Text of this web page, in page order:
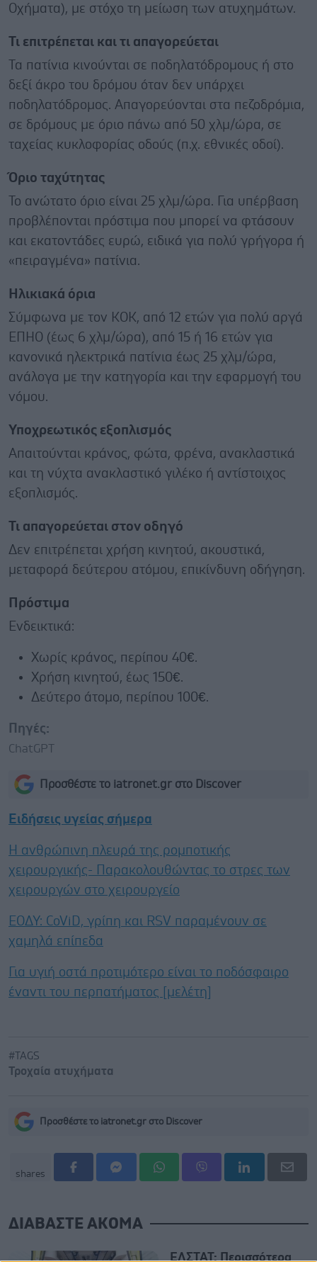
Οχήματα), με στόχο τη μείωση των ατυχημάτων.
Τι επιτρέπεται και τι απαγορεύεται
Τα πατίνια κινούνται σε ποδηλατόδρομους ή στο
δεξί άκρο του δρόμου όταν δεν υπάρχει
ποδηλατόδρομος. Απαγορεύονται στα πεζοδρόμια,
σε δρόμους με όριο πάνω από 50 χλμ/ώρα, σε
ταχείας κυκλοφορίας οδούς (π.χ. εθνικές οδοί).
Όριο ταχύτητας
Το ανώτατο όριο είναι 25 χλμ/ώρα. Για υπέρβαση
προβλέπονται πρόστιμα που μπορεί να φτάσουν
και εκατοντάδες ευρώ, ειδικά για πολύ γρήγορα ή
«πειραγμένα» πατίνια.
Ηλικιακά όρια
Σύμφωνα με τον ΚΟΚ, από 12 ετών για πολύ αργά
ΕΠΗΟ (έως 6 χλμ/ώρα), από 15 ή 16 ετών για
κανονικά ηλεκτρικά πατίνια έως 25 χλμ/ώρα,
ανάλογα με την κατηγορία και την εφαρμογή του
νόμου.
Υποχρεωτικός εξοπλισμός
Απαιτούνται κράνος, φώτα, φρένα, ανακλαστικά
και τη νύχτα ανακλαστικό γιλέκο ή αντίστοιχος
εξοπλισμός.
Τι απαγορεύεται στον οδηγό
Δεν επιτρέπεται χρήση κινητού, ακουστικά,
μεταφορά δεύτερου ατόμου, επικίνδυνη οδήγηση.
Πρόστιμα
Ενδεικτικά:
Χωρίς κράνος, περίπου 40€.
Χρήση κινητού, έως 150€.
Δεύτερο άτομο, περίπου 100€.
Πηγές:
ChatGPT
Προσθέστε το iatronet.gr στο Discover
Ειδήσεις υγείας σήμερα
Η ανθρώπινη πλευρά της ρομποτικής
χειρουργικής- Παρακολουθώντας το στρες των
χειρουργών στο χειρουργείο
ΕΟΔΥ: CoViD, γρίπη και RSV παραμένουν σε
χαμηλά επίπεδα
Για υγιή οστά προτιμότερο είναι το ποδόσφαιρο
έναντι του περπατήματος [μελέτη]
#TAGS
Τροχαία ατυχήματα
Προσθέστε το iatronet.gr στο Discover
shares
ΔΙΑΒΑΣΤΕ ΑΚΟΜΑ
ΕΛΣΤΑΤ: Περισσότερα